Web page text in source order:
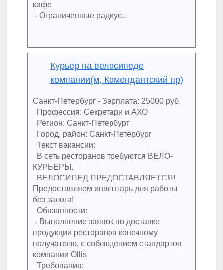
кафе
- Ограниченные радиус...
Курьер на велосипеде
компании(м, Комендантский пр)
Санкт-Петербург - Зарплата: 25000 руб.
Профессия: Секретари и АХО
Регион: Санкт-Петербург
Город, район: Санкт-Петербург
Текст вакансии:
В сеть ресторанов требуются ВЕЛО-
КУРЬЕРЫ.
ВЕЛОСИПЕД ПРЕДОСТАВЛЯЕТСЯ!
Предоставляем инвентарь для работы
без залога!
Обязанности:
- Выполнение заявок по доставке
продукции ресторанов конечному
получателю, с соблюдением стандартов
компании Ollis
Требования: